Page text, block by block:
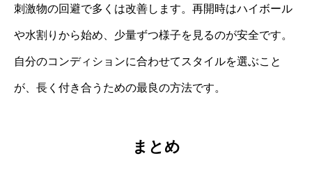
刺激物の回避で多くは改善します。再開時はハイボール
や水割りから始め、少量ずつ様子を見るのが安全です。
自分のコンディションに合わせてスタイルを選ぶこと
が、長く付き合うための最良の方法です。
まとめ